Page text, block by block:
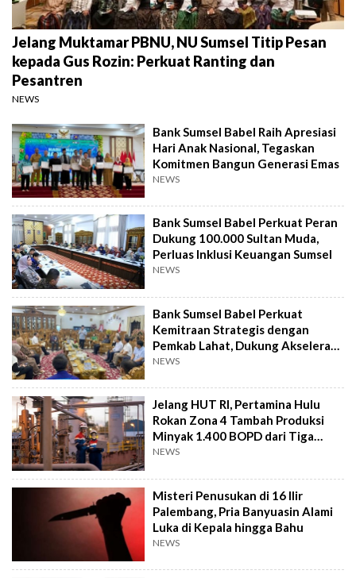
Jelang Muktamar PBNU, NU Sumsel Titip Pesan
kepada Gus Rozin: Perkuat Ranting dan
Pesantren
NEWS
Bank Sumsel Babel Raih Apresiasi
Hari Anak Nasional, Tegaskan
Komitmen Bangun Generasi Emas
NEWS
Bank Sumsel Babel Perkuat Peran
Dukung 100.000 Sultan Muda,
Perluas Inklusi Keuangan Sumsel
NEWS
Bank Sumsel Babel Perkuat
Kemitraan Strategis dengan
Pemkab Lahat, Dukung Akselerasi
Ekonomi Daerah
NEWS
Jelang HUT RI, Pertamina Hulu
Rokan Zona 4 Tambah Produksi
Minyak 1.400 BOPD dari Tiga
Sumur Baru
NEWS
Misteri Penusukan di 16 Ilir
Palembang, Pria Banyuasin Alami
Luka di Kepala hingga Bahu
NEWS